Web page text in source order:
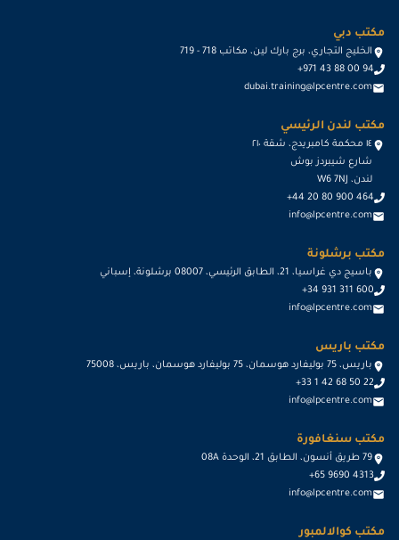
مكتب دبي
الخليج التجاري، برج بارك لين، مكاتب 718 - 719
+971 43 88 00 94
dubai.training@lpcentre.com
مكتب لندن الرئيسي
١٤ محكمة كامبريدج، شقة ٢١٠
شارع شيبردز بوش
لندن، W6 7NJ
+44 20 80 900 464
info@lpcentre.com
مكتب برشلونة
باسيج دي غراسيا، 21، الطابق الرئيسي، 08007 برشلونة، إسباني
+34 931 311 600
info@lpcentre.com
مكتب باريس
باريس، 75 بوليفارد هوسمان، 75 بوليفارد هوسمان، باريس، 75008
+33 1 42 68 50 22
info@lpcentre.com
مكتب سنغافورة
79 طريق أنسون، الطابق 21، الوحدة 08A
+65 9690 4313
info@lpcentre.com
مكتب كوالالمبور